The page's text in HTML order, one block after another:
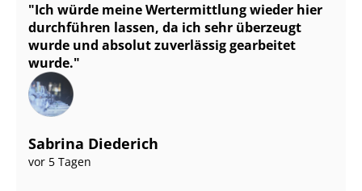
Ich würde meine Wertermittlung wieder hier
durchführen lassen, da ich sehr überzeugt
wurde und absolut zuverlässig gearbeitet
wurde.
Sabrina Diederich
vor 5 Tagen